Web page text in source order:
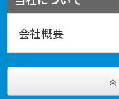
会社概要